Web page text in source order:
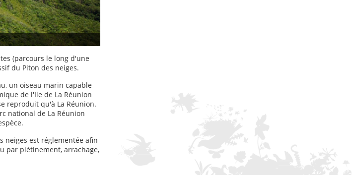
(parcours le long d'une
du Piton des neiges.
un oiseau marin capable
de l'Ile de La Réunion
reproduit qu'à La Réunion.
national de La Réunion
neiges est réglementée afin
par piétinement, arrachage,